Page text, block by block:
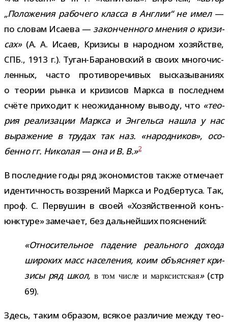
„Положения рабо­чего класса в Англии“ не имел—
по сло­вам Исаева —закон­чен­ного мне­ния о кри­зи­
сах»(А. А. Исаев, Кризисы в народ­ном хозяй­стве,
СПБ., 1913 г.). Туган-​Барановский в своих мно­го­чис­
лен­ных, часто про­ти­во­ре­чи­вых выска­зы­ва­ниях
о тео­рии рынка и кри­зи­сов Маркса в послед­нем
счёте при­хо­дит к неожи­дан­ному выводу, что «тео­
рия реа­ли­за­ции Маркса и Энгельса нашла у нас
выра­же­ние в тру­дах так наз. «народ­ни­ков», осо­
бенно гг. Николая — она и В. В.»2
В послед­ние годы ряд эко­но­ми­стов также отме­чает
иден­тич­ность воз­зре­ний Маркса и Родбертуса. Так,
проф. С. Первушин в своей «Хозяйственной конъ­
юнк­туре» заме­чает, без даль­ней­ших пояснений:
«Относительное паде­ние реаль­ного дохода
широ­ких масс насе­ле­ния, коим объ­яс­няет кри­
зисы ряд школ,в том числе и марк­сист­ская» (стр
69).
Здесь, таким обра­зом, вся­кое раз­ли­чие между тео­